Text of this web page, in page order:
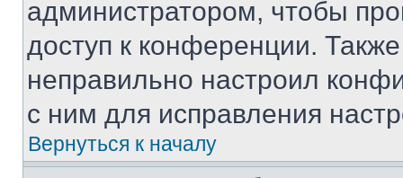
администратором, чтобы
доступ к конференции.
неправильно настроил
с ним для исправления
Вернуться к началу